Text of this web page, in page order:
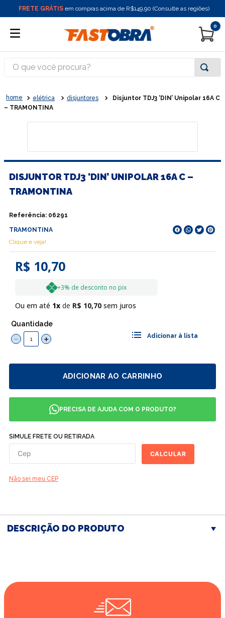
FRETE GRÁTIS em compras acima de R$149,90 (Consulte as regiões)
0
O que você procura?
elétrica disjuntores
Disjuntor TDJ3 ‘DIN’ Unipolar 16A C
– TRAMONTINA
DISJUNTOR TDJ3 ‘DIN’ UNIPOLAR 16A C –
TRAMONTINA
Referência: 06291
TRAMONTINA
Clique e veja!
R$ 10,70
+3% de desconto no pix
Ou em até 1 R$ 10,70 sem juros
Quantidade
＋
－
ADICIONAR AO CARRINHO
PRECISA DE AJUDA COM O PRODUTO?
SIMULE FRETE OU RETIRADA
CALCULAR
Não sei meu CEP
DESCRIÇÃO DO PRODUTO